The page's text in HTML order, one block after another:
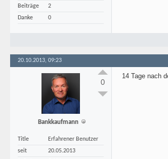
Beiträge
2
Danke
0
20.10.2013, 09:23
Bankkaufmann
Title
Erfahrener Benutzer
seit
20.05.2013
0
14 Tage nach